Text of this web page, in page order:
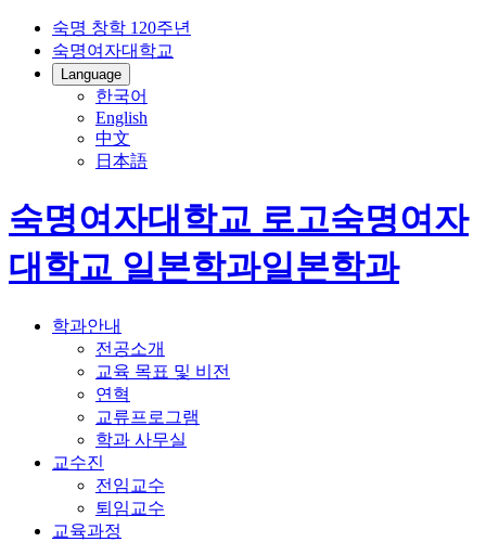
숙명 창학 120주년
숙명여자대학교
Language
한국어
English
中文
日本語
숙명여자대학교 로고숙명여자
대학교 일본학과일본학과
학과안내
전공소개
교육 목표 및 비전
연혁
교류프로그램
학과 사무실
교수진
전임교수
퇴임교수
교육과정